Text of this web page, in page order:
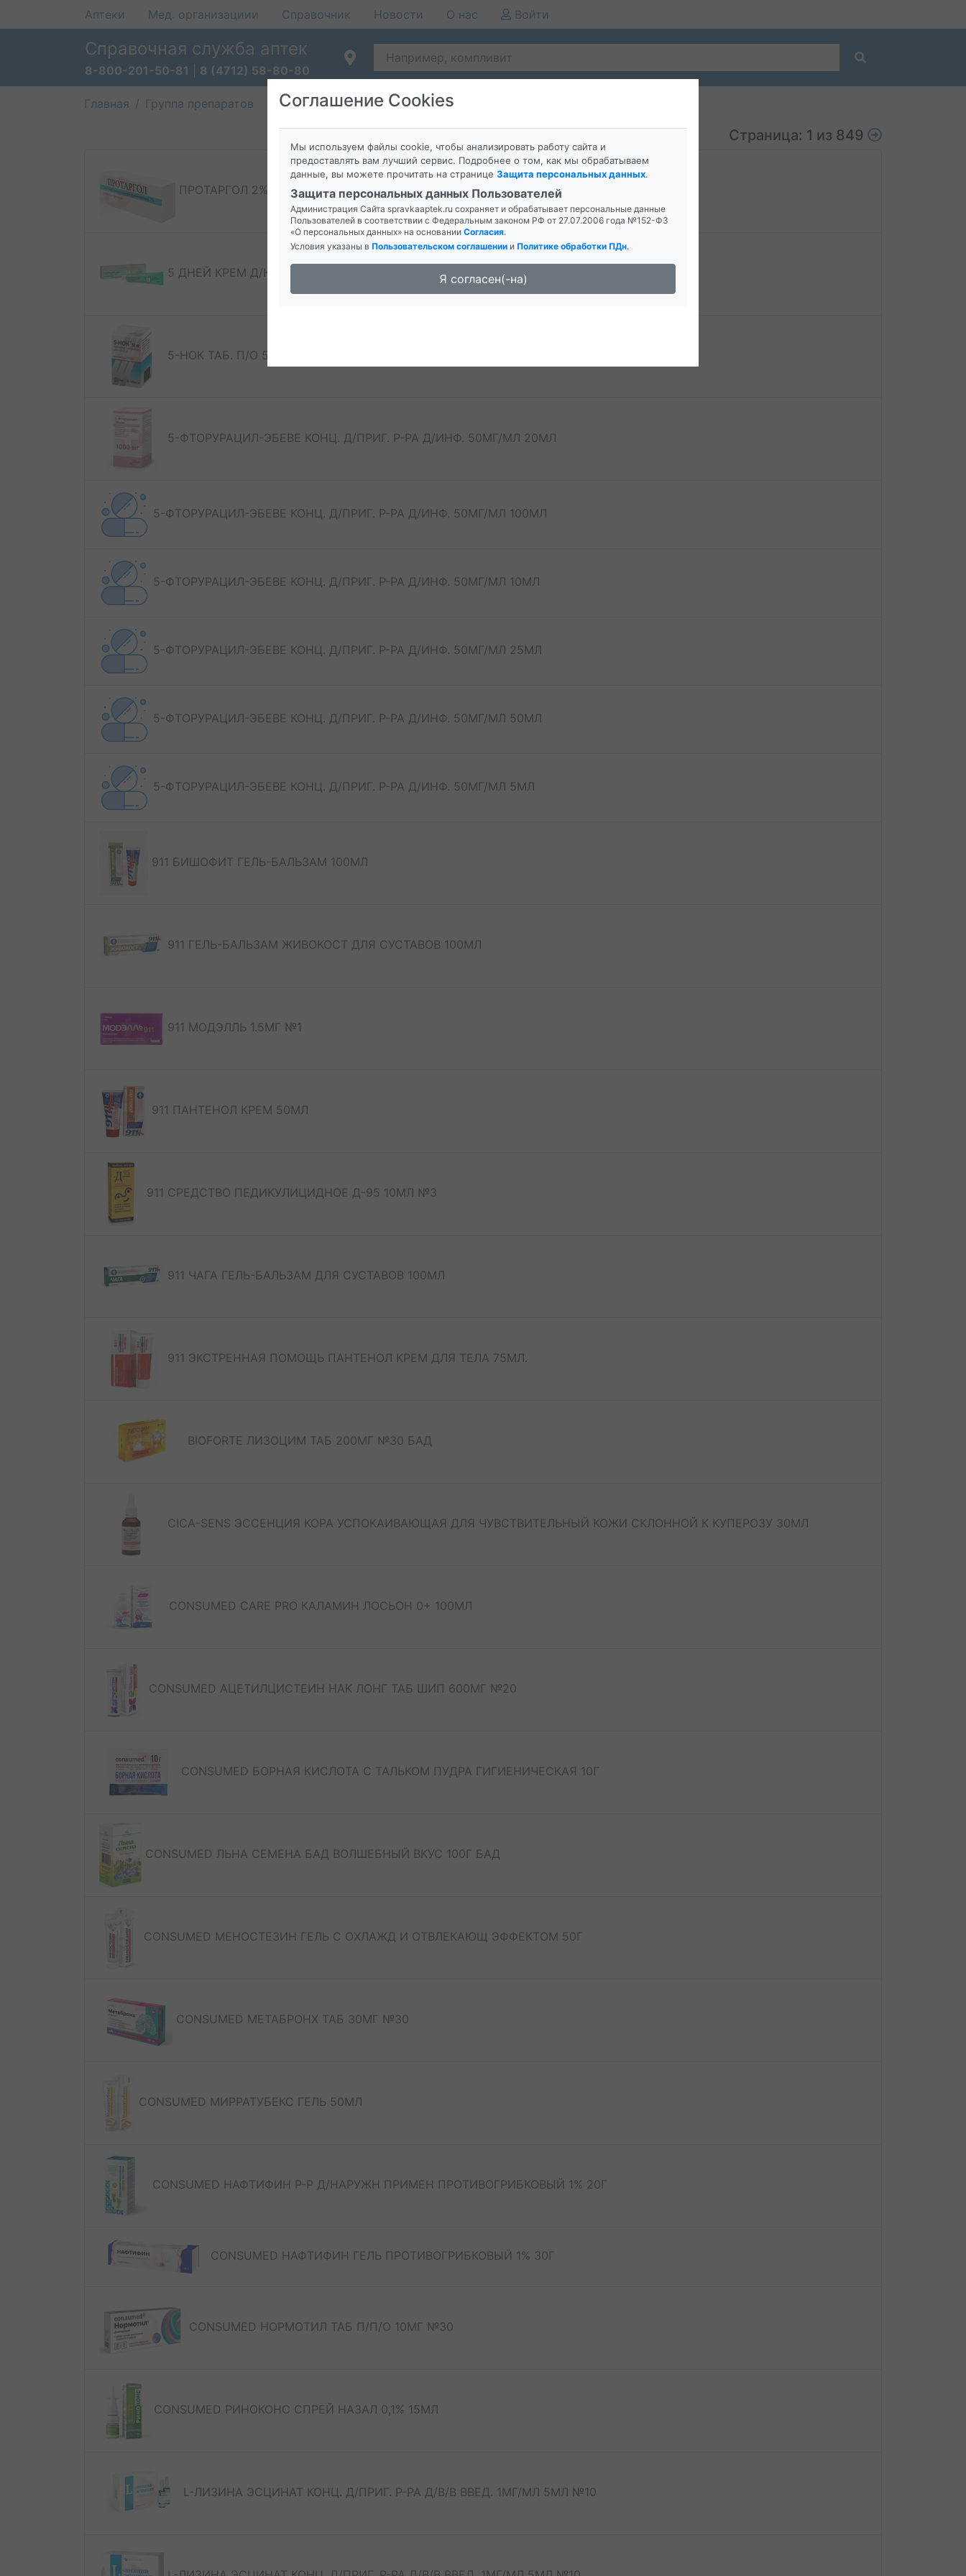
Аптеки Мед. организациии Справочник Новости О нас Войти
Справочная служба аптек
8-800-201-50-81 8 (4712) 58-80-80
Соглашение Cookies
Мы используем файлы cookie, чтобы анализировать работу сайта и
предоставлять вам лучший сервис. Подробнее о том, как мы обрабатываем
данные, вы можете прочитать на странице Защита персональных данных.
Защита персональных данных Пользователей
Администрация Сайта spravkaaptek.ru сохраняет и обрабатывает персональные данные
Пользователей в соответствии с Федеральным законом РФ от 27.07.2006 года №152-ФЗ
«О персональных данных» на основании Согласия.
Условия указаны в Пользовательском соглашении и Политике обработки ПДн.
Я согласен(-на)
Главная Группа препаратов
Страница: 1 из 849
ПРОТАРГОЛ 2% РАСТВОР Д/МЕСТН ПРИМ КАПЛИ НАЗ 9МЛ
5 ДНЕЙ КРЕМ Д/НОГ ЗАЖИВЛЯЮЩИЙ С МАСЛОМ ЧАЙНОГО ДЕРЕВА 30Г
5-НОК ТАБ. П/О 50МГ №50
5-ФТОРУРАЦИЛ-ЭБЕВЕ КОНЦ. Д/ПРИГ. Р-РА Д/ИНФ. 50МГ/МЛ 20МЛ
5-ФТОРУРАЦИЛ-ЭБЕВЕ КОНЦ. Д/ПРИГ. Р-РА Д/ИНФ. 50МГ/МЛ 100МЛ
5-ФТОРУРАЦИЛ-ЭБЕВЕ КОНЦ. Д/ПРИГ. Р-РА Д/ИНФ. 50МГ/МЛ 10МЛ
5-ФТОРУРАЦИЛ-ЭБЕВЕ КОНЦ. Д/ПРИГ. Р-РА Д/ИНФ. 50МГ/МЛ 25МЛ
5-ФТОРУРАЦИЛ-ЭБЕВЕ КОНЦ. Д/ПРИГ. Р-РА Д/ИНФ. 50МГ/МЛ 50МЛ
5-ФТОРУРАЦИЛ-ЭБЕВЕ КОНЦ. Д/ПРИГ. Р-РА Д/ИНФ. 50МГ/МЛ 5МЛ
911 БИШОФИТ ГЕЛЬ-БАЛЬЗАМ 100МЛ
911 ГЕЛЬ-БАЛЬЗАМ ЖИВОКОСТ ДЛЯ СУСТАВОВ 100МЛ
911 МОДЭЛЛЬ 1.5МГ №1
911 ПАНТЕНОЛ КРЕМ 50МЛ
911 СРЕДСТВО ПЕДИКУЛИЦИДНОЕ Д-95 10МЛ №3
911 ЧАГА ГЕЛЬ-БАЛЬЗАМ ДЛЯ СУСТАВОВ 100МЛ
911 ЭКСТРЕННАЯ ПОМОЩЬ ПАНТЕНОЛ КРЕМ ДЛЯ ТЕЛА 75МЛ.
BIOFORTE ЛИЗОЦИМ ТАБ 200МГ №30 БАД
CICA-SENS ЭССЕНЦИЯ КОРА УСПОКАИВАЮЩАЯ ДЛЯ ЧУВСТВИТЕЛЬНЫЙ КОЖИ СКЛОННОЙ К КУПЕРОЗУ 30МЛ
CONSUMED CARE PRO КАЛАМИН ЛОСЬОН 0+ 100МЛ
CONSUMED АЦЕТИЛЦИСТЕИН НАК ЛОНГ ТАБ ШИП 600МГ №20
CONSUMED БОРНАЯ КИСЛОТА С ТАЛЬКОМ ПУДРА ГИГИЕНИЧЕСКАЯ 10Г
CONSUMED ЛЬНА СЕМЕНА БАД ВОЛШЕБНЫЙ ВКУС 100Г БАД
CONSUMED МЕНОСТЕЗИН ГЕЛЬ С ОХЛАЖД И ОТВЛЕКАЮЩ ЭФФЕКТОМ 50Г
CONSUMED МЕТАБРОНХ ТАБ 30МГ №30
CONSUMED МИРРАТУБЕКС ГЕЛЬ 50МЛ
CONSUMED НАФТИФИН Р-Р Д/НАРУЖН ПРИМЕН ПРОТИВОГРИБКОВЫЙ 1% 20Г
CONSUMED НАФТИФИН ГЕЛЬ ПРОТИВОГРИБКОВЫЙ 1% 30Г
CONSUMED НОРМОТИЛ ТАБ П/П/О 10МГ №30
CONSUMED РИНОКОНС СПРЕЙ НАЗАЛ 0,1% 15МЛ
L-ЛИЗИНА ЭСЦИНАТ КОНЦ. Д/ПРИГ. Р-РА Д/В/В ВВЕД. 1МГ/МЛ 5МЛ №10